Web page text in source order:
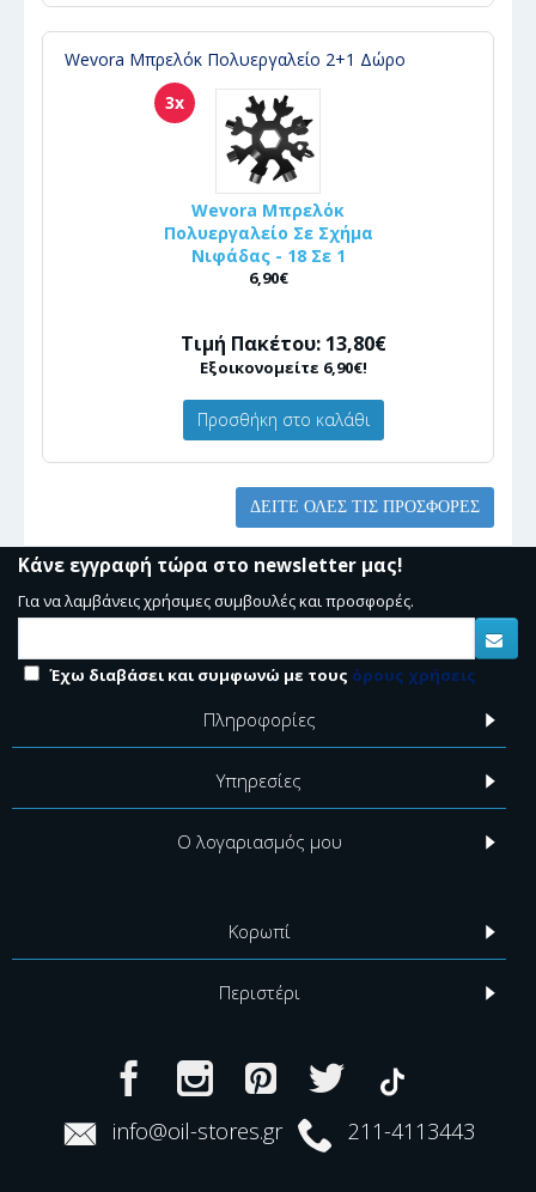
Wevora Μπρελόκ Πολυεργαλείο 2+1 Δώρο
3x
Wevora Μπρελόκ
Πολυεργαλείο Σε Σχήμα
Νιφάδας - 18 Σε 1
6,90€
Τιμή Πακέτου: 13,80€
Εξοικονομείτε 6,90€!
Προσθήκη στο καλάθι
ΔΕΊΤΕ ΌΛΕΣ ΤΙΣ ΠΡΟΣΦΟΡΈΣ
Κάνε εγγραφή τώρα στο newsletter μας!
Για να λαμβάνεις χρήσιμες συμβουλές και προσφορές.
Έχω διαβάσει και συμφωνώ με τους όρους χρήσεις
Πληροφορίες
Υπηρεσίες
Ο λογαριασμός μου
Κορωπί
Περιστέρι
info@oil-stores.gr 211-4113443